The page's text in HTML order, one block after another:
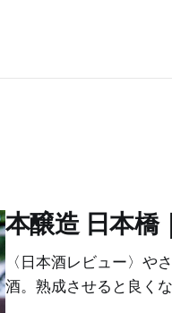
本醸造 日本橋
〈日本酒レビュー〉や
酒。熟成させると良くな